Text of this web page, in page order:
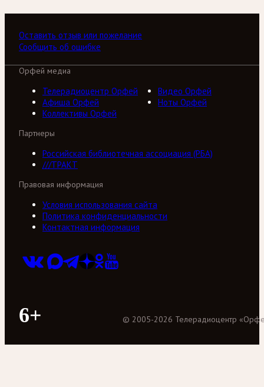
Оставить отзыв или пожелание
Сообщить об ошибке
Орфей медиа
Телерадиоцентр Орфей
Видео Орфей
Афиша Орфей
Ноты Орфей
Коллективы Орфей
Партнеры
Российская библиотечная ассоциация (РБА)
///ТРАКТ
Правовая информация
Условия использования сайта
Политика конфиденциальности
Контактная информация
6+ © 2005-2026 Телерадиоцентр